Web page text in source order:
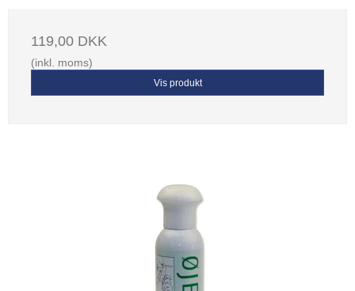
119,00 DKK
(inkl. moms)
Vis produkt